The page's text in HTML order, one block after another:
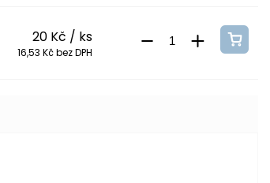
20 Kč / ks
16,53 Kč bez DPH